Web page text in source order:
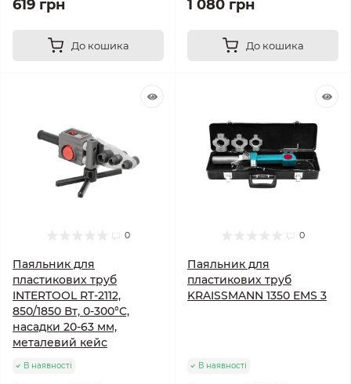
619 грн
До кошика
1 080 грн
До кошика
0
Паяльник для
пластикових труб
INTERTOOL RT-2112,
850/1850 Вт, 0-300°C,
насадки 20-63 мм,
металевий кейс
В наявності
0
Паяльник для
пластикових труб
KRAISSMANN 1350 EMS 3
В наявності